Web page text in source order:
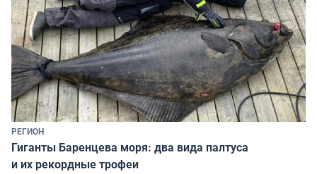
РЕГИОН
Гиганты Баренцева моря: два вида палтуса
и их рекордные трофеи